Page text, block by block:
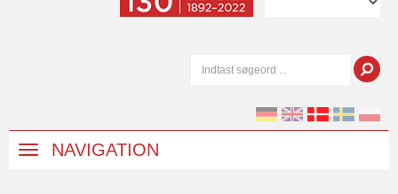
NAVIGATION